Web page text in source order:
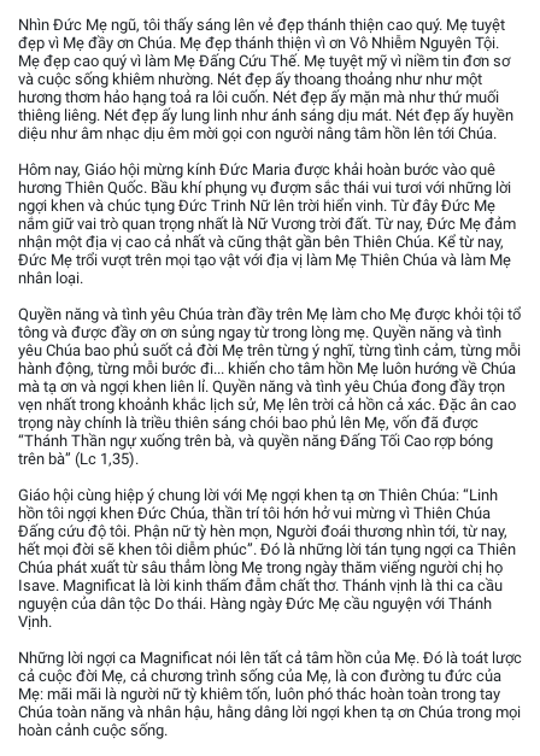
Nhìn Đức Mẹ ngũ, tôi thấy sáng lên vẻ đẹp thánh thiện cao quý. Mẹ tuyệt
đẹp vì Mẹ đầy ơn Chúa. Mẹ đẹp thánh thiện vì ơn Vô Nhiễm Nguyên Tội.
Mẹ đẹp cao quý vì làm Mẹ Đấng Cứu Thế. Mẹ tuyệt mỹ vì niềm tin đơn sơ
và cuộc sống khiêm nhường. Nét đẹp ấy thoang thoảng như như một
hương thơm hảo hạng toả ra lôi cuốn. Nét đẹp ấy mặn mà như thứ muối
thiêng liêng. Nét đẹp ấy lung linh như ánh sáng dịu mát. Nét đẹp ấy huyền
diệu như âm nhạc dịu êm mời gọi con người nâng tâm hồn lên tới Chúa.
Hôm nay, Giáo hội mừng kính Đức Maria được khải hoàn bước vào quê
hương Thiên Quốc. Bầu khí phụng vụ đượm sắc thái vui tươi với những lời
ngợi khen và chúc tụng Đức Trinh Nữ lên trời hiển vinh. Từ đây Đức Mẹ
nắm giữ vai trò quan trọng nhất là Nữ Vương trời đất. Từ nay, Đức Mẹ đảm
nhận một địa vị cao cả nhất và cũng thật gần bên Thiên Chúa. Kể từ nay,
Đức Mẹ trổi vượt trên mọi tạo vật với địa vị làm Mẹ Thiên Chúa và làm Mẹ
nhân loại.
Quyền năng và tình yêu Chúa tràn đầy trên Mẹ làm cho Mẹ được khỏi tội tổ
tông và được đầy ơn ơn sủng ngay từ trong lòng mẹ. Quyền năng và tình
yêu Chúa bao phủ suốt cả đời Mẹ trên từng ý nghĩ, từng tình cảm, từng mỗi
hành động, từng mỗi bước đi... khiến cho tâm hồn Mẹ luôn hướng về Chúa
mà tạ ơn và ngợi khen liên lỉ. Quyền năng và tình yêu Chúa đong đầy trọn
vẹn nhất trong khoảnh khắc lịch sử, Mẹ lên trời cả hồn cả xác. Đặc ân cao
trọng này chính là triều thiên sáng chói bao phủ lên Mẹ, vốn đã được
“Thánh Thần ngự xuống trên bà, và quyền năng Đấng Tối Cao rợp bóng
trên bà” (Lc 1,35).
Giáo hội cùng hiệp ý chung lời với Mẹ ngợi khen tạ ơn Thiên Chúa: “Linh
hồn tôi ngợi khen Đức Chúa, thần trí tôi hớn hở vui mừng vì Thiên Chúa
Đấng cứu độ tôi. Phận nữ tỳ hèn mọn, Người đoái thương nhìn tới, từ nay,
hết mọi đời sẽ khen tôi diễm phúc”. Đó là những lời tán tụng ngợi ca Thiên
Chúa phát xuất từ sâu thẳm lòng Mẹ trong ngày thăm viếng người chị họ
Isave. Magnificat là lời kinh thấm đẫm chất thơ. Thánh vịnh là thi ca cầu
nguyện của dân tộc Do thái. Hàng ngày Đức Mẹ cầu nguyện với Thánh
Vịnh.
Những lời ngợi ca Magnificat nói lên tất cả tâm hồn của Mẹ. Đó là toát lược
cả cuộc đời Mẹ, cả chương trình sống của Mẹ, là con đường tu đức của
Mẹ: mãi mãi là người nữ tỳ khiêm tốn, luôn phó thác hoàn toàn trong tay
Chúa toàn năng và nhân hậu, hằng dâng lời ngợi khen tạ ơn Chúa trong mọi
hoàn cảnh cuộc sống.